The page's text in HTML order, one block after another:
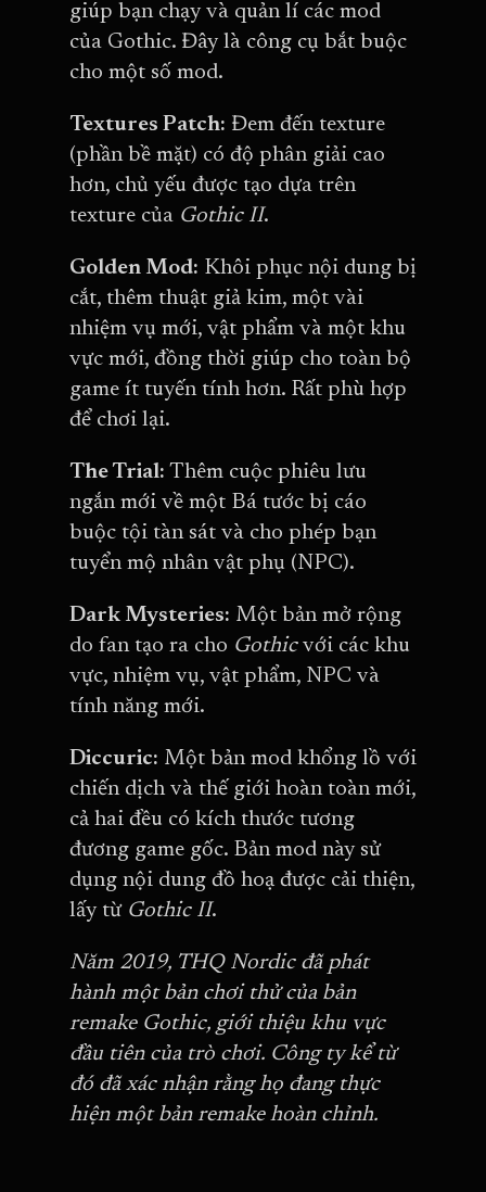
giúp bạn chạy và quản lí các mod
của Gothic. Đây là công cụ bắt buộc
cho một số mod.
Textures Patch: Đem đến texture
(phần bề mặt) có độ phân giải cao
hơn, chủ yếu được tạo dựa trên
texture của Gothic II.
Golden Mod: Khôi phục nội dung bị
cắt, thêm thuật giả kim, một vài
nhiệm vụ mới, vật phẩm và một khu
vực mới, đồng thời giúp cho toàn bộ
game ít tuyến tính hơn. Rất phù hợp
để chơi lại.
The Trial: Thêm cuộc phiêu lưu
ngắn mới về một Bá tước bị cáo
buộc tội tàn sát và cho phép bạn
tuyển mộ nhân vật phụ (NPC).
Dark Mysteries: Một bản mở rộng
do fan tạo ra cho Gothicvới các khu
vực, nhiệm vụ, vật phẩm, NPC và
tính năng mới.
Diccuric: Một bản mod khổng lồ với
chiến dịch và thế giới hoàn toàn mới,
cả hai đều có kích thước tương
đương game gốc. Bản mod này sử
dụng nội dung đồ hoạ được cải thiện,
lấy từ Gothic II.
Năm 2019, THQ Nordic đã phát
hành một bản chơi thử của bản
remake Gothic, giới thiệu khu vực
đầu tiên của trò chơi. Công ty kể từ
đó đã xác nhận rằng họ đang thực
hiện một bản remake hoàn chỉnh.